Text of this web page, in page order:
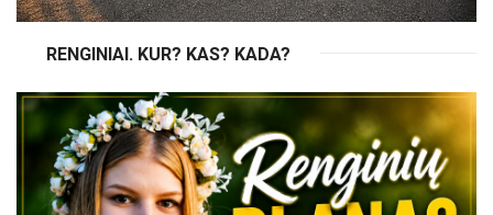
RENGINIAI. KUR? KAS? KADA?